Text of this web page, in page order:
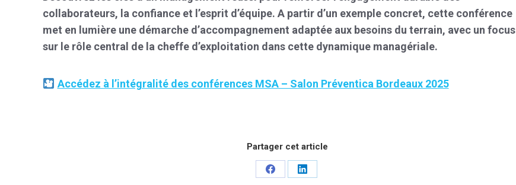
collaborateurs, la confiance et l’esprit d’équipe. A partir d’un exemple concret, cette conférence
met en lumière une démarche d’accompagnement adaptée aux besoins du terrain, avec un focus
sur le rôle central de la cheffe d’exploitation dans cette dynamique managériale.
Accédez à l’intégralité des conférences MSA – Salon Préventica Bordeaux 2025
Partager cet article
Share
Share